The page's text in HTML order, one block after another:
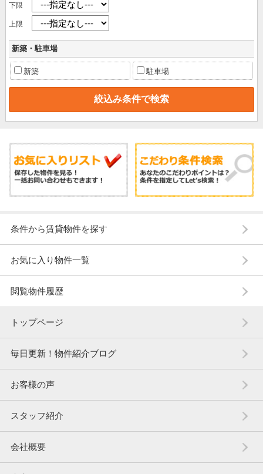
下限
上限
新築・駐車場
新築 駐車場
条件から賃貸物件を探す
お気に入り物件一覧
閲覧物件履歴
トップページ
毎日更新！物件紹介ブログ
お客様の声
スタッフ紹介
会社概要